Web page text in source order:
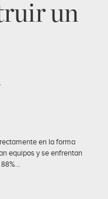
un
en la forma
equipos y se enfrentan